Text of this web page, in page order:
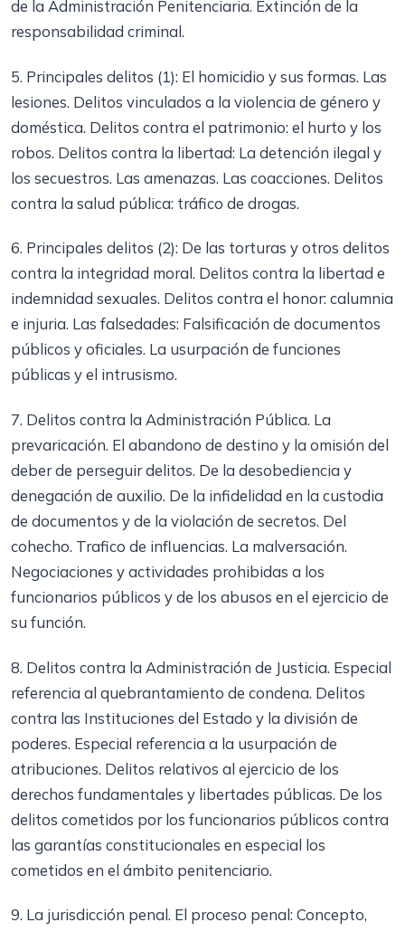
de la Administración Penitenciaria. Extinción de la
responsabilidad criminal.
5. Principales delitos (1): El homicidio y sus formas. Las
lesiones. Delitos vinculados a la violencia de género y
doméstica. Delitos contra el patrimonio: el hurto y los
robos. Delitos contra la libertad: La detención ilegal y
los secuestros. Las amenazas. Las coacciones. Delitos
contra la salud pública: tráfico de drogas.
6. Principales delitos (2): De las torturas y otros delitos
contra la integridad moral. Delitos contra la libertad e
indemnidad sexuales. Delitos contra el honor: calumnia
e injuria. Las falsedades: Falsificación de documentos
públicos y oficiales. La usurpación de funciones
públicas y el intrusismo.
7. Delitos contra la Administración Pública. La
prevaricación. El abandono de destino y la omisión del
deber de perseguir delitos. De la desobediencia y
denegación de auxilio. De la infidelidad en la custodia
de documentos y de la violación de secretos. Del
cohecho. Trafico de influencias. La malversación.
Negociaciones y actividades prohibidas a los
funcionarios públicos y de los abusos en el ejercicio de
su función.
8. Delitos contra la Administración de Justicia. Especial
referencia al quebrantamiento de condena. Delitos
contra las Instituciones del Estado y la división de
poderes. Especial referencia a la usurpación de
atribuciones. Delitos relativos al ejercicio de los
derechos fundamentales y libertades públicas. De los
delitos cometidos por los funcionarios públicos contra
las garantías constitucionales en especial los
cometidos en el ámbito penitenciario.
9. La jurisdicción penal. El proceso penal: Concepto,